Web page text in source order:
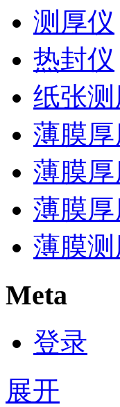
测厚仪
热封仪
纸张测
薄膜厚
薄膜
薄膜
薄膜测
Meta
登录
展开